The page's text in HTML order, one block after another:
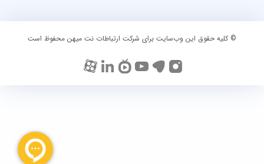
© کلیه حقوق این وب‌سایت برای شرکت ارتباطات نت میهن محفوظ است